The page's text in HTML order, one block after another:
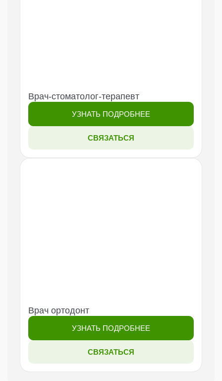
Врач-стоматолог-терапевт
УЗНАТЬ ПОДРОБНЕЕ
СВЯЗАТЬСЯ
Врач ортодонт
УЗНАТЬ ПОДРОБНЕЕ
СВЯЗАТЬСЯ